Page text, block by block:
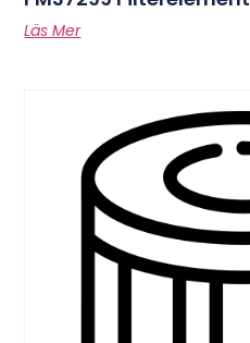
Läs Mer